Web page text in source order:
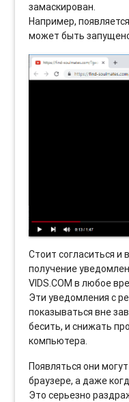
замаскирован.
Например,
может быть
Стоит согласиться
получение
VIDS.COM в любое
Эти уведомления с
показываться вне
бесить, и снижать
компьютера.
Появляться они
браузере, а даже
Это серьезно